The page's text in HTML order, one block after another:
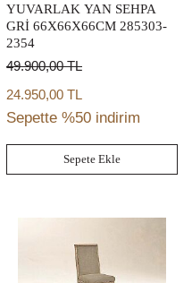
YUVARLAK YAN SEHPA
GRİ 66X66X66CM 285303-
2354
49.900,00TL
24.950,00 TL
Sepette %50 indirim
Sepete Ekle